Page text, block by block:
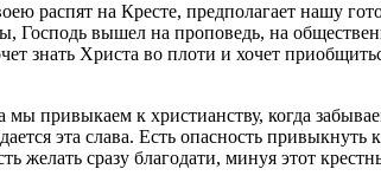
распят на Кресте, предполагает нашу
Господь вышел на проповедь, на
знать Христа во плоти и хочет
привыкаем к христианству, когда
эта слава. Есть опасность
желать сразу благодати, минуя этот